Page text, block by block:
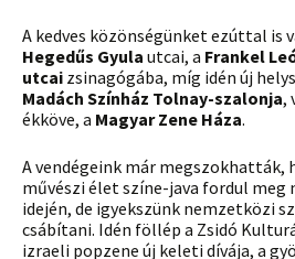
A kedves közönségünket ezúttal is
Hegedűs Gyula utcai, a Frankel
utcai zsinagógába, míg idén új
Madách Színház Tolnay-szalonja,
ékköve, a Magyar Zene Háza.
A vendégeink már megszokhatták,
művészi élet színe-java fordul meg
idején, de igyekszünk nemzetközi
csábítani. Idén föllép a Zsidó
izraeli popzene új keleti dívája, a